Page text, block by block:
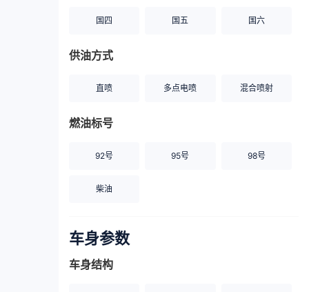
国四 国五 国六
供油方式
直喷 多点电喷 混合喷射
燃油标号
92号 95号 98号
柴油
车身参数
车身结构